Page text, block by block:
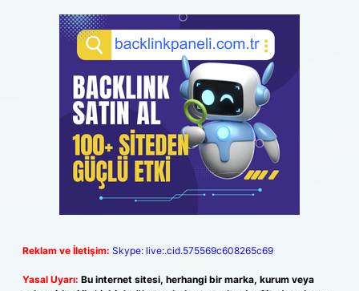
Reklam ve İletişim: Skype: live:.cid.575569c608265c69
Yasal Uyarı: Bu internet sitesi, herhangi bir marka, kurum veya